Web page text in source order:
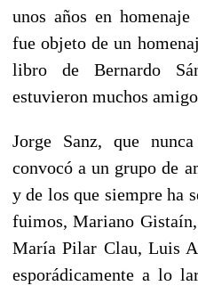
unos años en
fue objeto de un
libro de Bernardo
estuvieron muchos
Jorge Sanz, que
convocó a un grupo de
y de los que siempre ha
fuimos, Mariano
María Pilar Clau, Luis
esporádicamente a lo